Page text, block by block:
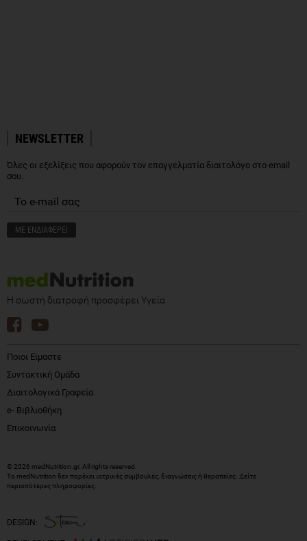
NEWSLETTER
Όλες οι εξελίξεις που αφορούν τον επαγγελματία διαιτολόγο στο email
σου.
Η σωστή διατροφή προσφέρει Υγεία
Ποιοι Είμαστε
Συντακτική Ομάδα
Διαιτολογικά Γραφεία
e- Βιβλιοθήκη
Επικοινωνία
© 2026 medNutrition.gr. All rights reserved.
Το medNutrition δεν παρέχει ιατρικές συμβουλές, διαγνώσεις ή θεραπείες. Δείτε
περισσότερες πληροφορίες
DESIGN: